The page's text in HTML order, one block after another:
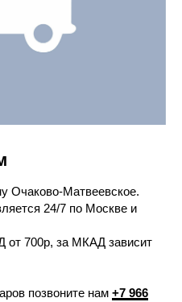
Очаково-Матвеевское.
24/7 по Москве и
от 700р, за МКАД зависит
позвоните нам +7 966